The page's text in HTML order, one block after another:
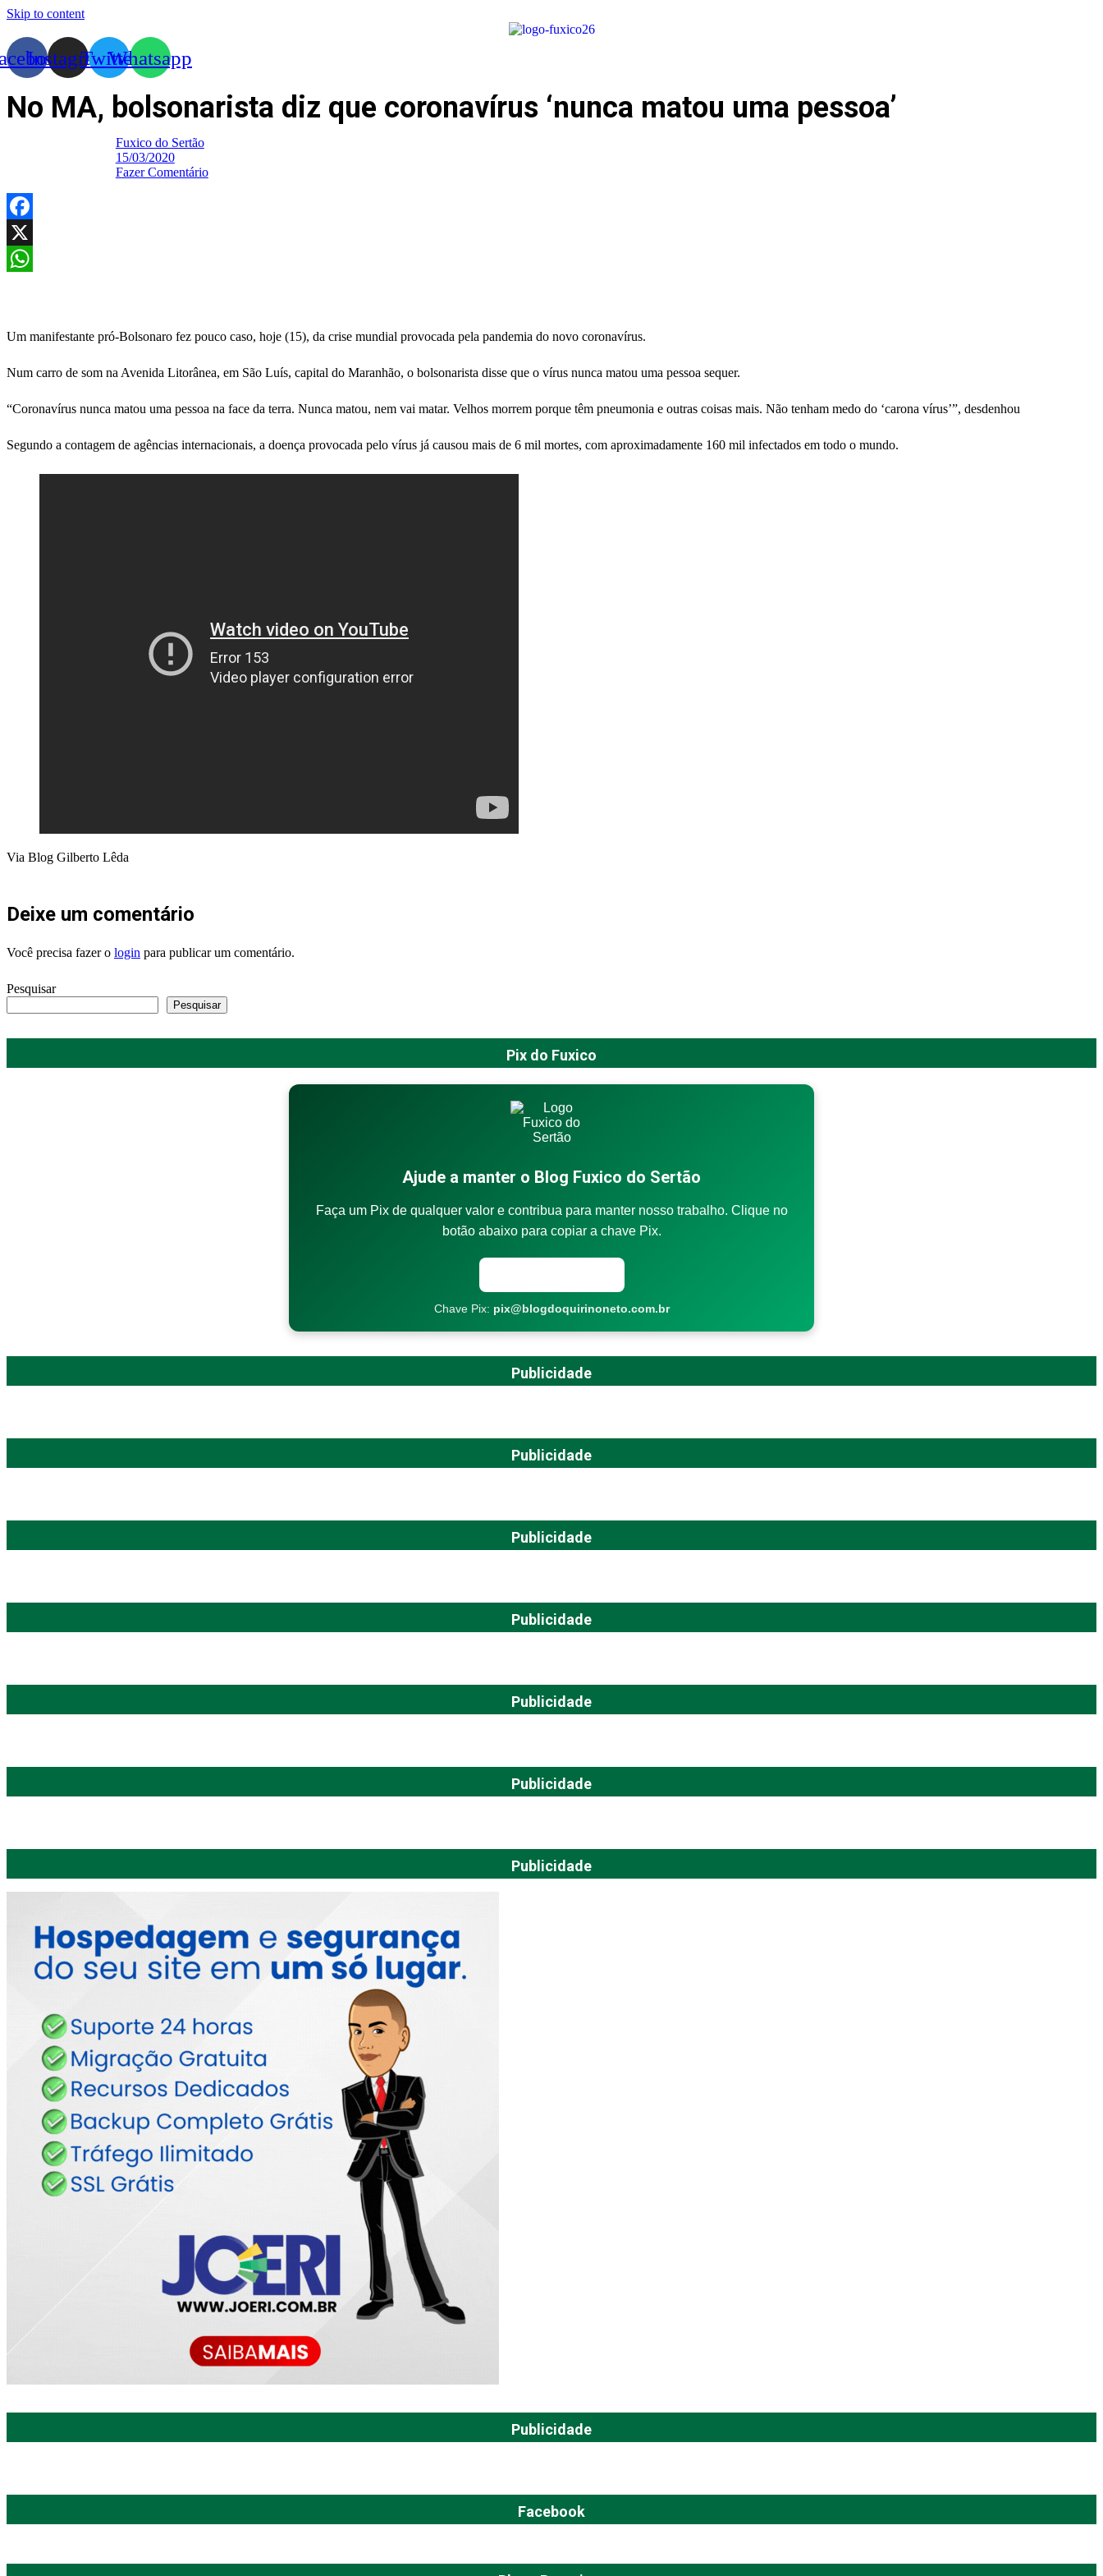
Skip to content
InstagramTwitterWhatsapp
No MA, bolsonarista diz que coronavírus ‘nunca matou uma pessoa’
Fuxico do Sertão
15/03/2020
Fazer Comentário
Facebook
X
Um manifestante pró-Bolsonaro fez pouco caso, hoje (15), da crise mundial provocada pela pandemia do novo coronavírus.
Num carro de som na Avenida Litorânea, em São Luís, capital do Maranhão, o bolsonarista disse que o vírus nunca matou uma pessoa sequer.
“Coronavírus nunca matou uma pessoa na face da terra. Nunca matou, nem vai matar. Velhos morrem porque têm pneumonia e outras coisas mais. Não tenham medo do ‘carona vírus’”, desdenhou
Segundo a contagem de agências internacionais, a doença provocada pelo vírus já causou mais de 6 mil mortes, com aproximadamente 160 mil infectados em todo o mundo.
Via Blog Gilberto Lêda
Deixe um comentário
Você precisa fazer o login para publicar um comentário.
Pesquisar
Pesquisar
Pix do Fuxico
Ajude a manter o Blog Fuxico do Sertão
Faça um Pix de qualquer valor e contribua para manter nosso trabalho. Clique no
botão abaixo para copiar a chave Pix.
Chave Pix: pix@blogdoquirinoneto.com.br
Publicidade
Publicidade
Publicidade
Publicidade
Publicidade
Publicidade
Publicidade
Publicidade
Facebook